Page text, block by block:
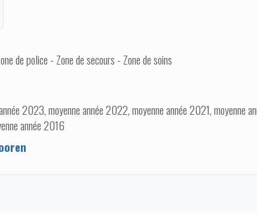
de police - Zone de secours - Zone de soins
2023, moyenne année 2022, moyenne année 2021, moyenne
année 2016